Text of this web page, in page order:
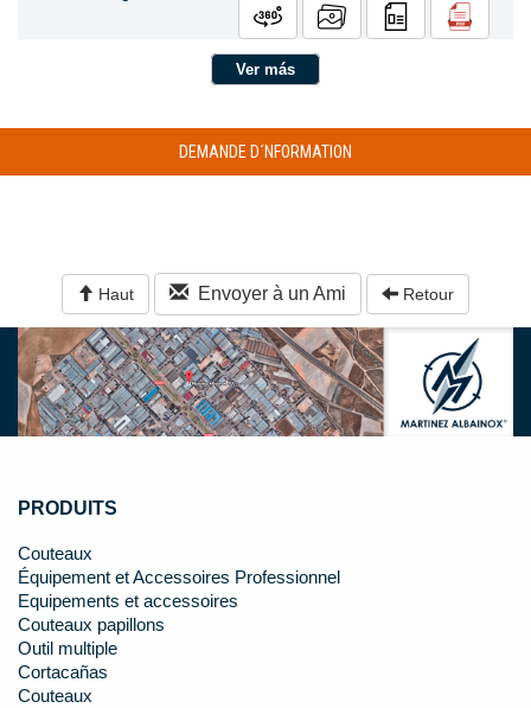
Ver más
DEMANDE D´NFORMATION
Haut Envoyer à un Ami Retour
PRODUITS
Couteaux
Équipement et Accessoires Professionnel
Equipements et accessoires
Couteaux papillons
Outil multiple
Cortacañas
Couteaux